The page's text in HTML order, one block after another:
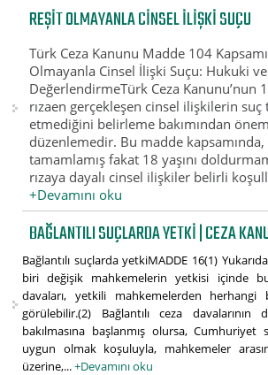
REŞIT OLMAYANLA CINSEL İLIŞKI SUÇU
Türk Ceza Kanunu Madde 104
Olmayanla Cinsel İlişki Suçu: Hukuki
DeğerlendirmeTürk Ceza Kanunu’nun
rızaen gerçekleşen cinsel ilişkilerin
etmediğini belirleme bakımından
düzenlemedir. Bu madde kapsamında,
tamamlamış fakat 18 yaşını
rızaya dayalı cinsel ilişkiler belirli
+Devamını oku
BAĞLANTILI SUÇLARDA YETKI | CEZA
Bağlantılı suçlarda yetkiMADDE 16(1)
biri değişik mahkemelerin yetkisi içinde
davaları, yetkili mahkemelerden herhangi
görülebilir.(2) Bağlantılı ceza davalarının
bakılmasına başlanmış olursa, Cumhuriyet
uygun olmak koşuluyla, mahkemeler
üzerine,...+Devamını oku